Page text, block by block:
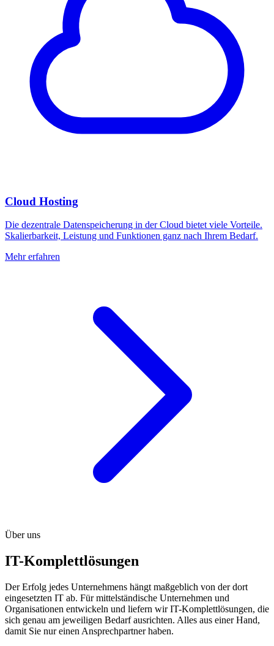
Cloud Hosting
Die dezentrale Datenspeicherung in der Cloud bietet viele Vorteile.
Skalierbarkeit, Leistung und Funktionen ganz nach Ihrem Bedarf.
Mehr erfahren
Über uns
IT-Komplettlösungen
Der Erfolg jedes Unternehmens hängt maßgeblich von der dort
eingesetzten IT ab. Für mittelständische Unternehmen und
Organisationen entwickeln und liefern wir IT-Komplettlösungen, die
sich genau am jeweiligen Bedarf ausrichten. Alles aus einer Hand,
damit Sie nur einen Ansprechpartner haben.